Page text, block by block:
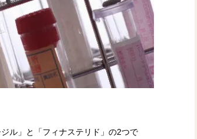
ル」と「フィナステリド」の2つで